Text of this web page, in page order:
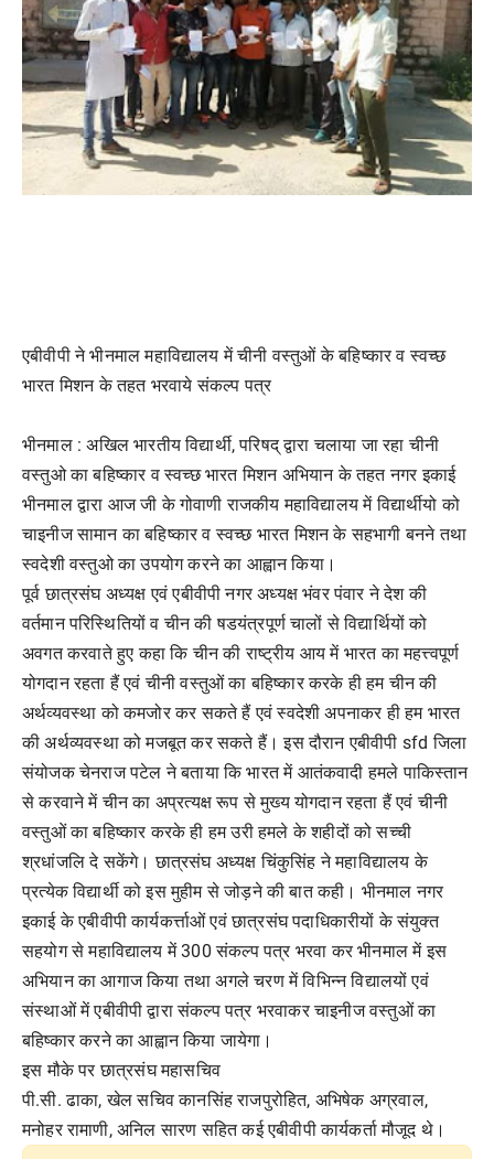
एबीवीपी ने भीनमाल महाविद्यालय में चीनी वस्तुओं के बहिष्कार व स्वच्छ
भारत मिशन के तहत भरवाये संकल्प पत्र
भीनमाल : अखिल भारतीय विद्यार्थी, परिषद् द्वारा चलाया जा रहा चीनी
वस्तुओ का बहिष्कार व स्वच्छ भारत मिशन अभियान के तहत नगर इकाई
भीनमाल द्वारा आज जी के गोवाणी राजकीय महाविद्यालय में विद्यार्थीयो को
चाइनीज सामान का बहिष्कार व स्वच्छ भारत मिशन के सहभागी बनने तथा
स्वदेशी वस्तुओ का उपयोग करने का आह्वान किया।
पूर्व छात्रसंघ अध्यक्ष एवं एबीवीपी नगर अध्यक्ष भंवर पंवार ने देश की
वर्तमान परिस्थितियों व चीन की षडयंत्रपूर्ण चालों से विद्यार्थियों को
अवगत करवाते हुए कहा कि चीन की राष्ट्रीय आय में भारत का महत्त्वपूर्ण
योगदान रहता हैं एवं चीनी वस्तुओं का बहिष्कार करके ही हम चीन की
अर्थव्यवस्था को कमजोर कर सकते हैं एवं स्वदेशी अपनाकर ही हम भारत
की अर्थव्यवस्था को मजबूत कर सकते हैं। इस दौरान एबीवीपी sfd जिला
संयोजक चेनराज पटेल ने बताया कि भारत में आतंकवादी हमले पाकिस्तान
से करवाने में चीन का अप्रत्यक्ष रूप से मुख्य योगदान रहता हैं एवं चीनी
वस्तुओं का बहिष्कार करके ही हम उरी हमले के शहीदों को सच्ची
श्रधांजलि दे सकेंगे। छात्रसंघ अध्यक्ष चिंकुसिंह ने महाविद्यालय के
प्रत्येक विद्यार्थी को इस मुहीम से जोड़ने की बात कही। भीनमाल नगर
इकाई के एबीवीपी कार्यकर्त्ताओं एवं छात्रसंघ पदाधिकारीयों के संयुक्त
सहयोग से महाविद्यालय में 300 संकल्प पत्र भरवा कर भीनमाल में इस
अभियान का आगाज किया तथा अगले चरण में विभिन्न विद्यालयों एवं
संस्थाओं में एबीवीपी द्वारा संकल्प पत्र भरवाकर चाइनीज वस्तुओं का
बहिष्कार करने का आह्वान किया जायेगा।
इस मौके पर छात्रसंघ महासचिव
पी.सी. ढाका, खेल सचिव कानसिंह राजपुरोहित, अभिषेक अग्रवाल,
मनोहर रामाणी, अनिल सारण सहित कई एबीवीपी कार्यकर्ता मौजूद थे।